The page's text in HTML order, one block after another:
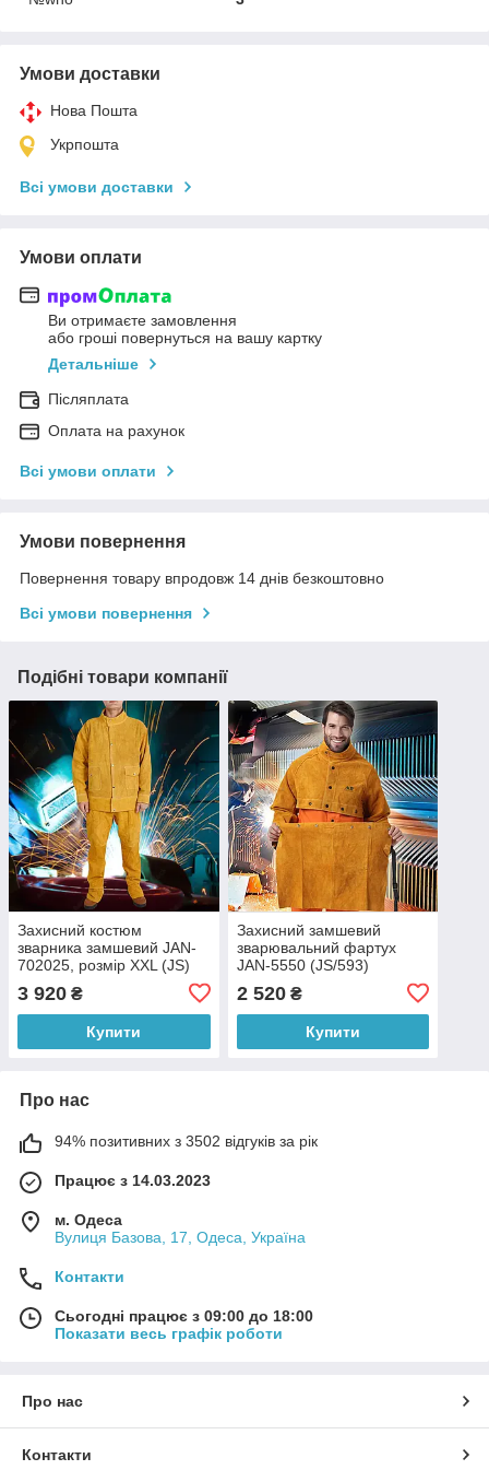
Умови доставки
Нова Пошта
Укрпошта
Всі умови доставки
Умови оплати
Ви отримаєте замовлення
або гроші повернуться на вашу картку
Детальніше
Післяплата
Оплата на рахунок
Всі умови оплати
Умови повернення
Повернення товару впродовж 14 днів безкоштовно
Всі умови повернення
Подібні товари компанії
Захисний костюм
зварника замшевий JAN-
702025, розмір XXL (JS)
3 920 ₴
Купити
Захисний замшевий
зварювальний фартух
JAN-5550 (JS/593)
2 520₴
Купити
Про нас
94% позитивних з 3502 відгуків за рік
Працює з 14.03.2023
м. Одеса
Вулиця Базова, 17, Одеса, Україна
Контакти
Сьогодні працює з 09:00 до 18:00
Показати весь графік роботи
Про нас
Контакти